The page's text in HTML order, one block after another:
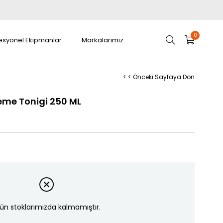
0
Ekipmanlar Markalarımız
< < Önceki Sayfaya Dön
Tonigi 250 ML
stoklarımızda kalmamıştır.